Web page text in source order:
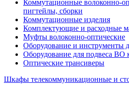
Коммутационные волоконно-
пигтейлы, сборки
Коммутационные изделия
Комплектующие и расходные
Муфты волоконно-оптические
Оборудование и инструменты
Оборудование для подвеса ВО
Оптические трансиверы
Шкафы телекоммуникационные и